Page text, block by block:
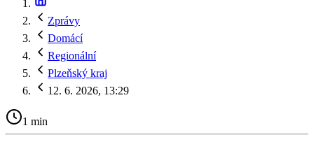
Zprávy
Domácí
Regionální
Plzeňský kraj
12. 6. 2026, 13:29
1 min